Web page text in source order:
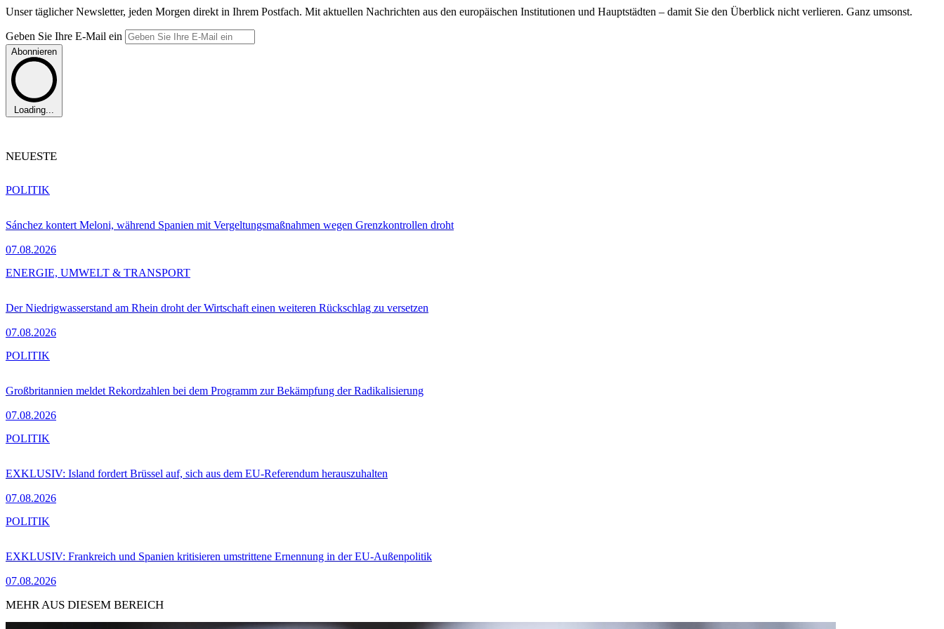
Unser täglicher Newsletter, jeden Morgen direkt in Ihrem Postfach. Mit aktuellen Nachrichten aus den europäischen Institutionen und Hauptstädten – damit Sie den Überblick nicht verlieren. Ganz umsonst.
Geben Sie Ihre E-Mail ein
Abonnieren
Loading...
NEUESTE
Sánchez kontert Meloni, während Spanien mit Vergeltungsmaßnahmen wegen Grenzkontrollen droht
07.08.2026
POLITIK
Der Niedrigwasserstand am Rhein droht der Wirtschaft einen weiteren Rückschlag zu versetzen
07.08.2026
ENERGIE, UMWELT & TRANSPORT
Großbritannien meldet Rekordzahlen bei dem Programm zur Bekämpfung der Radikalisierung
07.08.2026
POLITIK
EXKLUSIV: Island fordert Brüssel auf, sich aus dem EU-Referendum herauszuhalten
07.08.2026
POLITIK
EXKLUSIV: Frankreich und Spanien kritisieren umstrittene Ernennung in der EU-Außenpolitik
07.08.2026
POLITIK
MEHR AUS DIESEM BEREICH